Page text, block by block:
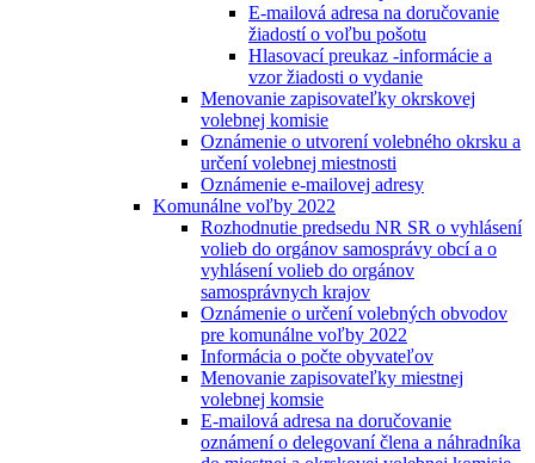
E-mailová adresa na doručovanie
žiadostí o voľbu pošotu
Hlasovací preukaz -informácie a
vzor žiadosti o vydanie
Menovanie zapisovateľky okrskovej
volebnej komisie
Oznámenie o utvorení volebného okrsku a
určení volebnej miestnosti
Oznámenie e-mailovej adresy
Komunálne voľby 2022
Rozhodnutie predsedu NR SR o vyhlásení
volieb do orgánov samosprávy obcí a o
vyhlásení volieb do orgánov
samosprávnych krajov
Oznámenie o určení volebných obvodov
pre komunálne voľby 2022
Informácia o počte obyvateľov
Menovanie zapisovateľky miestnej
volebnej komsie
E-mailová adresa na doručovanie
oznámení o delegovaní člena a náhradníka